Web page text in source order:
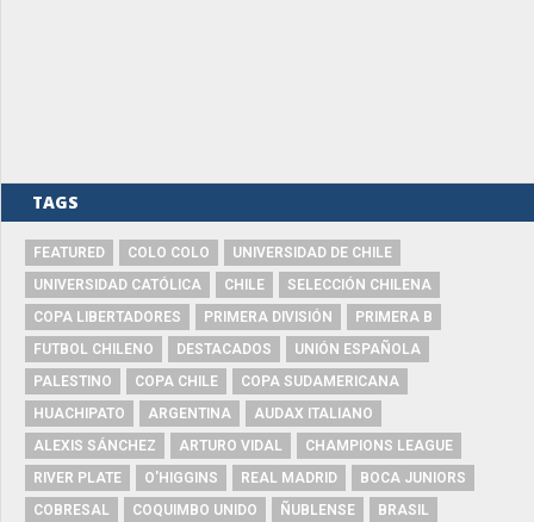
TAGS
FEATURED COLO COLO
UNIVERSIDAD DE CHILE
UNIVERSIDAD CATÓLICA
CHILE
SELECCIÓN CHILENA
COPA LIBERTADORES
PRIMERA DIVISIÓN
PRIMERA B
FUTBOL CHILENO
DESTACADOS
UNIÓN ESPAÑOLA
PALESTINO
COPA CHILE
COPA SUDAMERICANA
HUACHIPATO
ARGENTINA
AUDAX ITALIANO
ALEXIS SÁNCHEZ
ARTURO VIDAL
CHAMPIONS LEAGUE
RIVER PLATE
O'HIGGINS REAL MADRID
BOCA JUNIORS
COBRESAL
COQUIMBO UNIDO ÑUBLENSE
BRASIL